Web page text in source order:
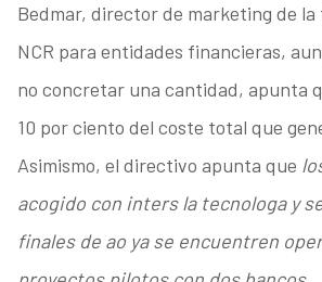
Bedmar, director de marketing de la
NCR para entidades financieras,
no concretar una cantidad, apunta
10 por ciento del coste total que
Asimismo, el directivo apunta que
acogido con inters la tecnologa y
finales de ao ya se encuentren